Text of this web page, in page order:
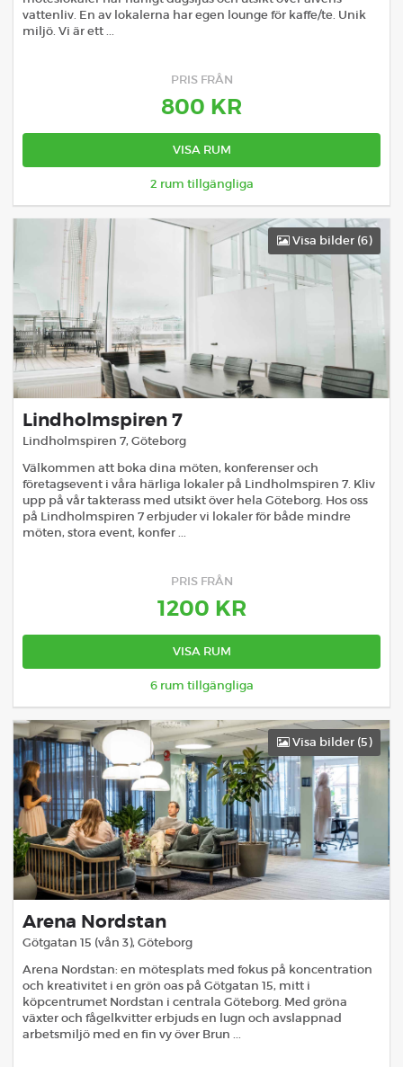
vattenliv. En av lokalerna har egen lounge för kaffe/te. Unik
miljö. Vi är ett ...
PRIS FRÅN
800 KR
VISA RUM
2 rum tillgängliga
Visa bilder (6)
Lindholmspiren 7
Lindholmspiren 7, Göteborg
Välkommen att boka dina möten, konferenser och
företagsevent i våra härliga lokaler på Lindholmspiren 7. Kliv
upp på vår takterass med utsikt över hela Göteborg. Hos oss
på Lindholmspiren 7 erbjuder vi lokaler för både mindre
möten, stora event, konfer ...
PRIS FRÅN
1200 KR
VISA RUM
6 rum tillgängliga
Visa bilder (5)
Arena Nordstan
Götgatan 15 (vån 3), Göteborg
Arena Nordstan: en mötesplats med fokus på koncentration
och kreativitet i en grön oas på Götgatan 15, mitt i
köpcentrumet Nordstan i centrala Göteborg. Med gröna
växter och fågelkvitter erbjuds en lugn och avslappnad
arbetsmiljö med en fin vy över Brun ...